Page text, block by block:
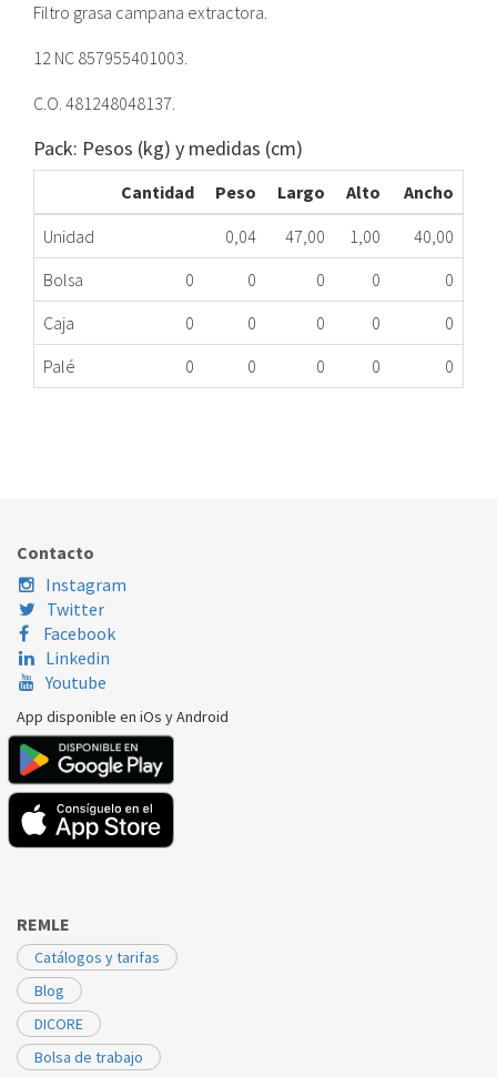
Filtro grasa campana extractora.
12 NC 857955401003.
C.O. 481248048137.
Pack: Pesos (kg) y medidas (cm)
Cantidad Peso Largo Alto
Ancho
Unidad
0,04 47,00 1,00
40,00
Bolsa
0 0 0 0
0
Caja
0 0 0 0
0
Palé
0 0 0 0 0
Contacto
Instagram
Twitter
Facebook
Linkedin
Youtube
App disponible en iOs y Android
REMLE
Catálogos y tarifas
Blog
DICORE
Bolsa de trabajo